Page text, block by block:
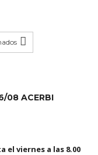
08 ACERBI
el viernes a las 8.00